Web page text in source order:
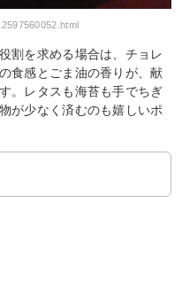
割を求める場合は、チョレ
食感とごま油の香りが、献
。レタスも海苔も手でちぎ
が少なく済むのも嬉しいポ